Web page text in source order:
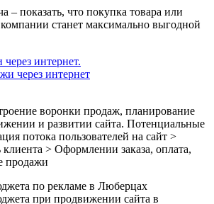
– показать, что покупка товара или
компании станет максимально выгодной
через интернет
воронки продаж, планирование
и развитии сайта. Потенциальные
потока пользователей на сайт >
клиента > Оформлении заказа, оплата,
продажи